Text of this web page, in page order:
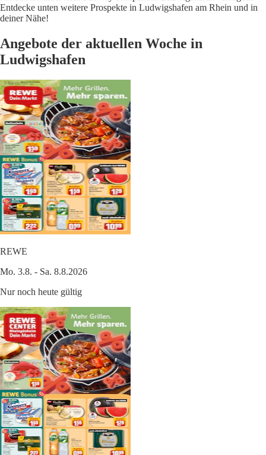
Entdecke unten weitere Prospekte in Ludwigshafen am Rhein und in
deiner Nähe!
Angebote der aktuellen Woche in
Ludwigshafen
REWE
Mo. 3.8. - Sa. 8.8.2026
Nur noch heute gültig